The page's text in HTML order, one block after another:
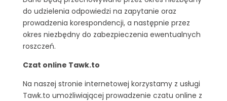
do udzielenia odpowiedzi na zapytanie oraz
prowadzenia korespondencji, a następnie przez
okres niezbędny do zabezpieczenia ewentualnych
roszczeń.
Czat online Tawk.to
Na naszej stronie internetowej korzystamy z usługi
Tawk.to umożliwiającej prowadzenie czatu online z